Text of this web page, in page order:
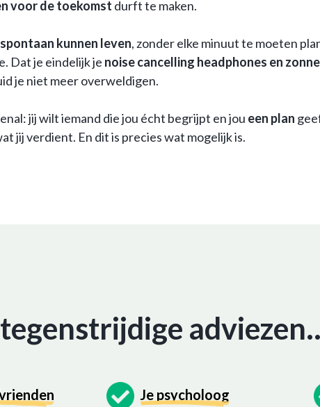
voor de toekomst durft te maken.
spontaan kunnen leven, zonder elke minuut te moeten
Dat je eindelijk je noise cancelling headphones en
je niet meer overweldigen.
jij wilt iemand die jou écht begrijpt en jou een plan
jij verdient. En dit is precies wat mogelijk is.
Je psycholoog